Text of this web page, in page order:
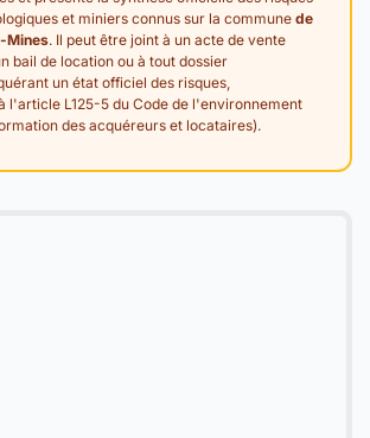
et miniers connus sur la commune de
Mines. Il peut être joint à un acte de vente
bail de location ou à tout dossier
un état officiel des risques,
l'article L125-5 du Code de l'environnement
des acquéreurs et locataires).